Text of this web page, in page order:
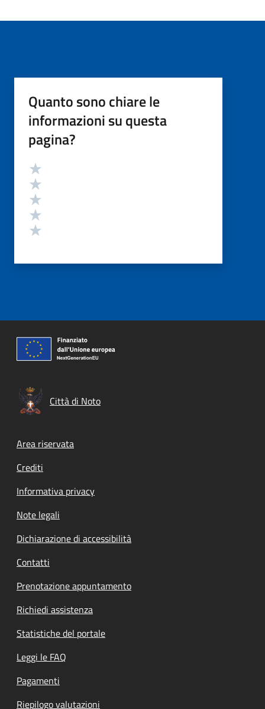
Quanto sono chiare le
informazioni su questa
pagina?
Valutazione
Città di Noto
Footer menu
Area riservata
Crediti
Informativa privacy
Note legali
Dichiarazione di accessibilità
Contatti
Prenotazione appuntamento
Richiedi assistenza
Statistiche del portale
Leggi le FAQ
Pagamenti
Riepilogo valutazioni